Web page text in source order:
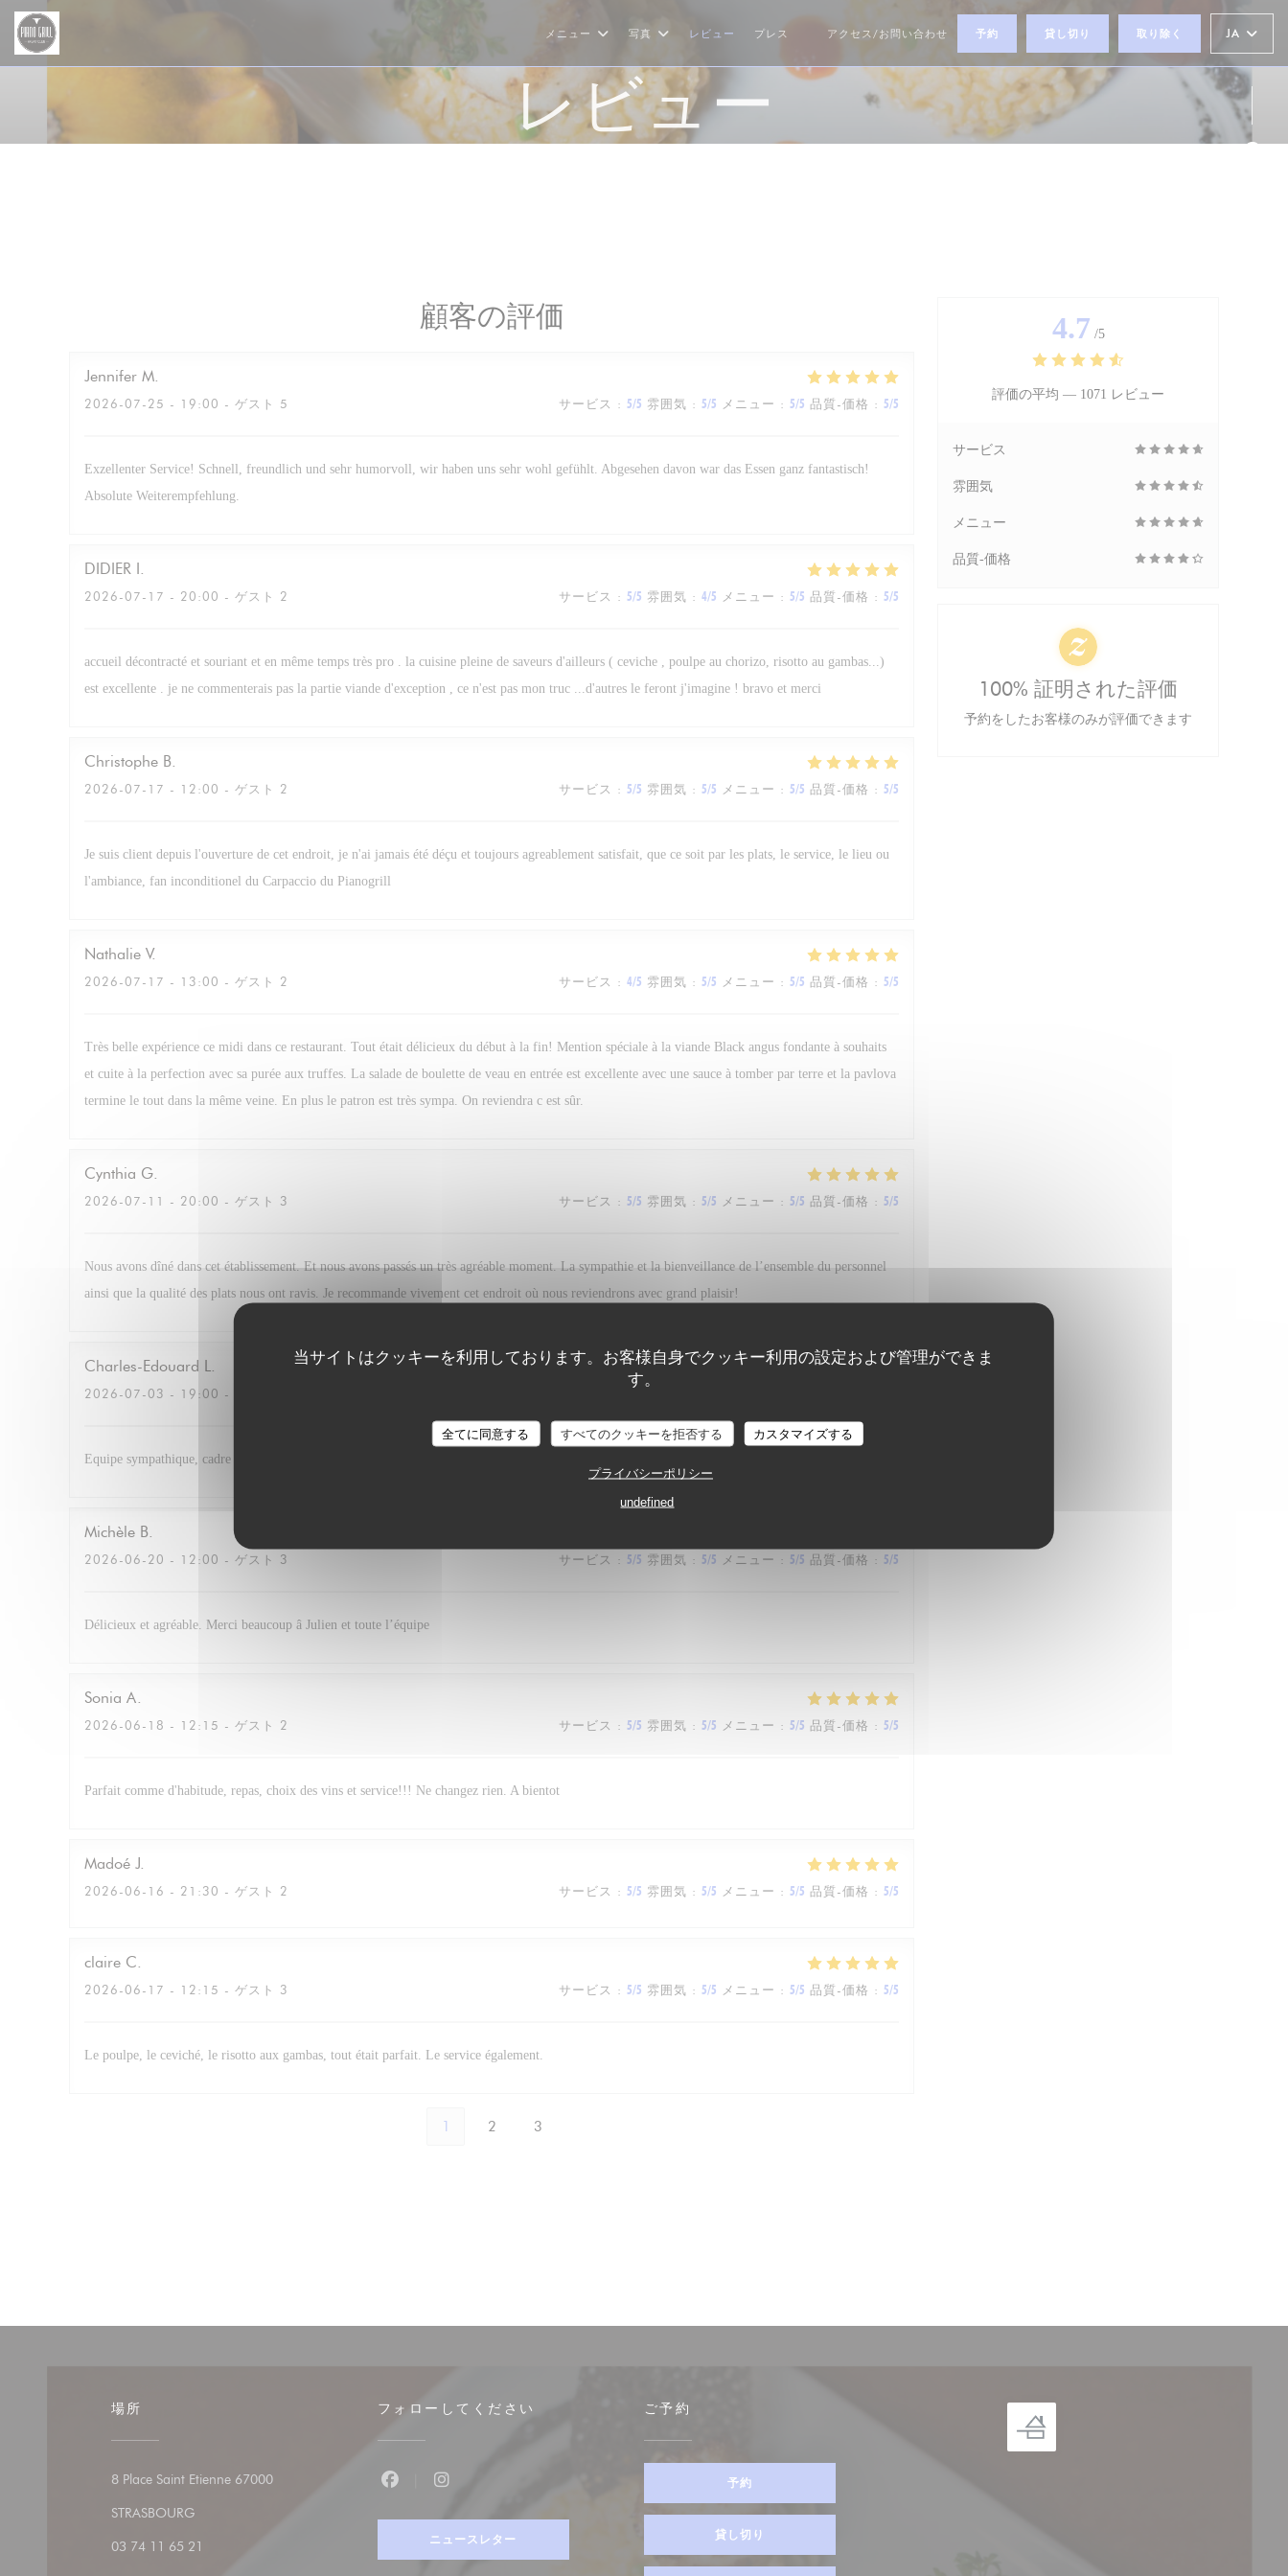
クッキー利用の管理について
当サイトはクッキーを利用しております。お客様自身でクッキー利用の設定および管理ができま
す。
全てに同意する すべてのクッキーを拒否する カスタマイズする
プライバシーポリシー
undefined
メニュー 写真 レビュー プレス
((新しいウィンドウで開きます))
アクセス/お問い合わせ 予約 貸し切り 取り除く JA
レビュー
顧客の評価
Jennifer M
2026-07-25 - 19:00 - ゲスト 5 サービス : 5/5 雰囲気 : 5/5 メニュー : 5/5 品質-価格 : 5/5
Exzellenter Service! Schnell, freundlich und sehr humorvoll, wir haben uns sehr wohl gefühlt. Abgesehen davon war das Essen ganz fantastisch!
Absolute Weiterempfehlung.
DIDIER I
2026-07-17 - 20:00 - ゲスト 2 サービス : 5/5 雰囲気 : 4/5 メニュー : 5/5 品質-価格 : 5/5
accueil décontracté et souriant et en même temps très pro . la cuisine pleine de saveurs d'ailleurs ( ceviche , poulpe au chorizo, risotto au gambas...)
est excellente . je ne commenterais pas la partie viande d'exception , ce n'est pas mon truc ...d'autres le feront j'imagine ! bravo et merci
Christophe B
2026-07-17 - 12:00 - ゲスト 2 サービス : 5/5 雰囲気 : 5/5 メニュー : 5/5 品質-価格 : 5/5
Je suis client depuis l'ouverture de cet endroit, je n'ai jamais été déçu et toujours agreablement satisfait, que ce soit par les plats, le service, le lieu ou
l'ambiance, fan inconditionel du Carpaccio du Pianogrill
Nathalie V
2026-07-17 - 13:00 - ゲスト 2 サービス : 4/5 雰囲気 : 5/5 メニュー : 5/5 品質-価格 : 5/5
Très belle expérience ce midi dans ce restaurant. Tout était délicieux du début à la fin! Mention spéciale à la viande Black angus fondante à souhaits
et cuite à la perfection avec sa purée aux truffes. La salade de boulette de veau en entrée est excellente avec une sauce à tomber par terre et la pavlova
termine le tout dans la même veine. En plus le patron est très sympa. On reviendra c est sûr.
Cynthia G
2026-07-11 - 20:00 - ゲスト 3 サービス : 5/5 雰囲気 : 5/5 メニュー : 5/5 品質-価格 : 5/5
Nous avons dîné dans cet établissement. Et nous avons passés un très agréable moment. La sympathie et la bienveillance de l’ensemble du personnel
ainsi que la qualité des plats nous ont ravis. Je recommande vivement cet endroit où nous reviendrons avec grand plaisir!
Charles-Edouard L
2026-07-03 - 19:00 - ゲスト 4
Equipe sympathique, cadre très agréable. Cocktail excellent et repas très bon. Prix raisonnable.
Michèle B
2026-06-20 - 12:00 - ゲスト 3 サービス : 5/5 雰囲気 : 5/5 メニュー : 5/5 品質-価格 : 5/5
Délicieux et agréable. Merci beaucoup â Julien et toute l’équipe
Sonia A
2026-06-18 - 12:15 - ゲスト 2 サービス : 5/5 雰囲気 : 5/5 メニュー : 5/5 品質-価格 : 5/5
Parfait comme d'habitude, repas, choix des vins et service!!! Ne changez rien. A bientot
Madoé J
2026-06-16 - 21:30 - ゲスト 2 サービス : 5/5 雰囲気 : 5/5 メニュー : 5/5 品質-価格 : 5/5
claire C
2026-06-17 - 12:15 - ゲスト 3 サービス : 5/5 雰囲気 : 5/5 メニュー : 5/5 品質-価格 : 5/5
Le poulpe, le ceviché, le risotto aux gambas, tout était parfait. Le service également.
1 2 3
4.7 /5
評価の平均 — 1071 レビュー
サービス
雰囲気
メニュー
品質-価格
100% 証明された評価
予約をしたお客様のみが評価できます
場所
8 Place Saint Etienne 67000
STRASBOURG((新しいウィンドウで開きます))
03 74 11 65 21
フォローしてください
Instagram ((新しいウィンドウで開きます))
ニュースレター
ご予約
予約
貸し切り